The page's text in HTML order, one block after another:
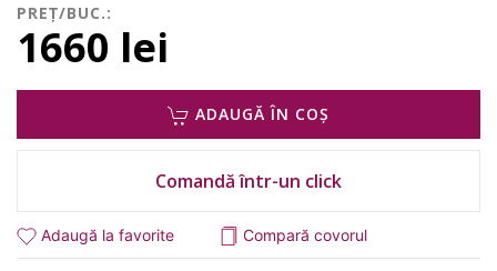
PREȚ/BUC.:
1660 lei
ADAUGĂ ÎN COȘ
Comandă într-un click
Adaugă la favorite Compară covorul